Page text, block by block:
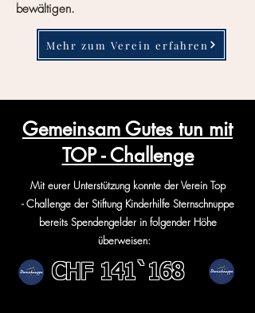
bewältigen.
Mehr zum Verein erfahren
Gemeinsam Gutes tun mit
TOP - Challenge
Mit eurer Unterstützung konnte der Verein Top
- Challenge der Stiftung Kinderhilfe Sternschnuppe
bereits Spendengelder in folgender Höhe
überweisen:
CHF 141`168